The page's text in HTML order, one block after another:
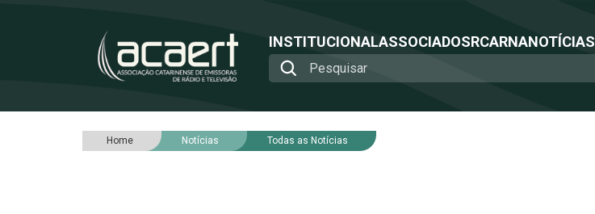
INSTITUCIONALASSOCIADOSRCARNANOTÍCIAS
Home Notícias Todas as Notícias